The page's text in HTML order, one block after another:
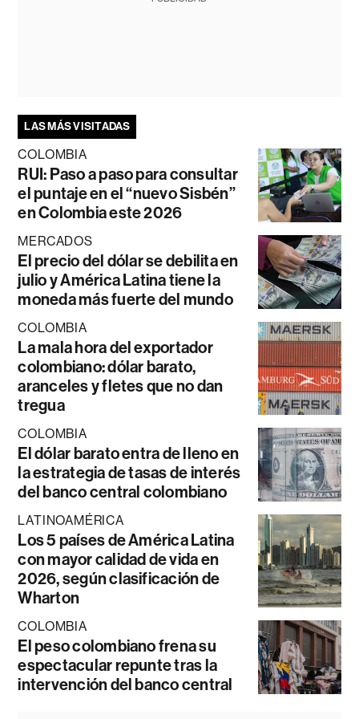
LAS MÁS VISITADAS
COLOMBIA
RUI: Paso a paso para consultar
el puntaje en el “nuevo Sisbén”
en Colombia este 2026
MERCADOS
El precio del dólar se debilita en
julio y América Latina tiene la
moneda más fuerte del mundo
COLOMBIA
La mala hora del exportador
colombiano: dólar barato,
aranceles y fletes que no dan
tregua
COLOMBIA
El dólar barato entra de lleno en
la estrategia de tasas de interés
del banco central colombiano
LATINOAMÉRICA
Los 5 países de América Latina
con mayor calidad de vida en
2026, según clasificación de
Wharton
COLOMBIA
El peso colombiano frena su
espectacular repunte tras la
intervención del banco central